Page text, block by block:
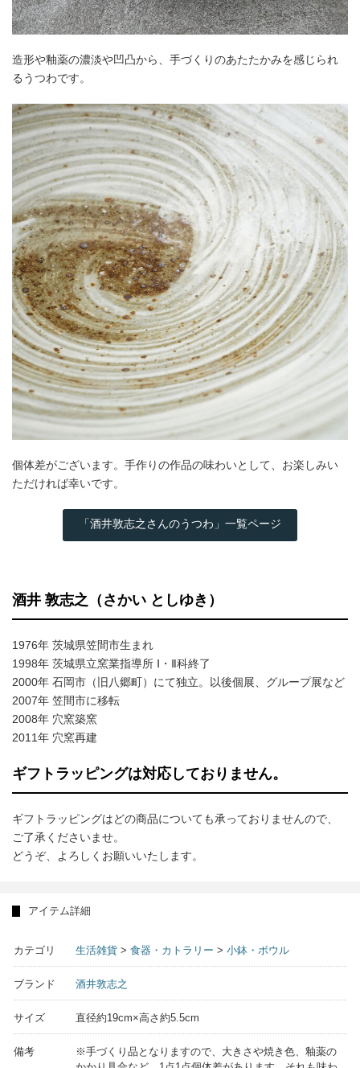
造形や釉薬の濃淡や凹凸から、手づくりのあたたかみを感じられ
るうつわです。
個体差がございます。手作りの作品の味わいとして、お楽しみい
ただければ幸いです。
「酒井敦志之さんのうつわ」一覧ページ
酒井 敦志之（さかい としゆき）
1976年 茨城県笠間市生まれ
1998年 茨城県立窯業指導所 Ⅰ・Ⅱ科終了
2000年 石岡市（旧八郷町）にて独立。以後個展、グループ展など
2007年 笠間市に移転
2008年 穴窯築窯
2011年 穴窯再建
ギフトラッピングは対応しておりません。
ギフトラッピングはどの商品についても承っておりませんので、
ご了承くださいませ。
どうぞ、よろしくお願いいたします。
アイテム詳細
カテゴリ 生活雑貨 > 食器・カトラリー > 小鉢・ボウル
ブランド 酒井敦志之
サイズ 直径約19cm×高さ約5.5cm
備考
※手づくり品となりますので、大きさや焼き色、釉薬の